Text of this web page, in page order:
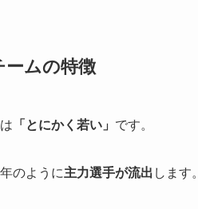
ームの特徴
「とにかく若い」 です。
のように主力選手が流出 します